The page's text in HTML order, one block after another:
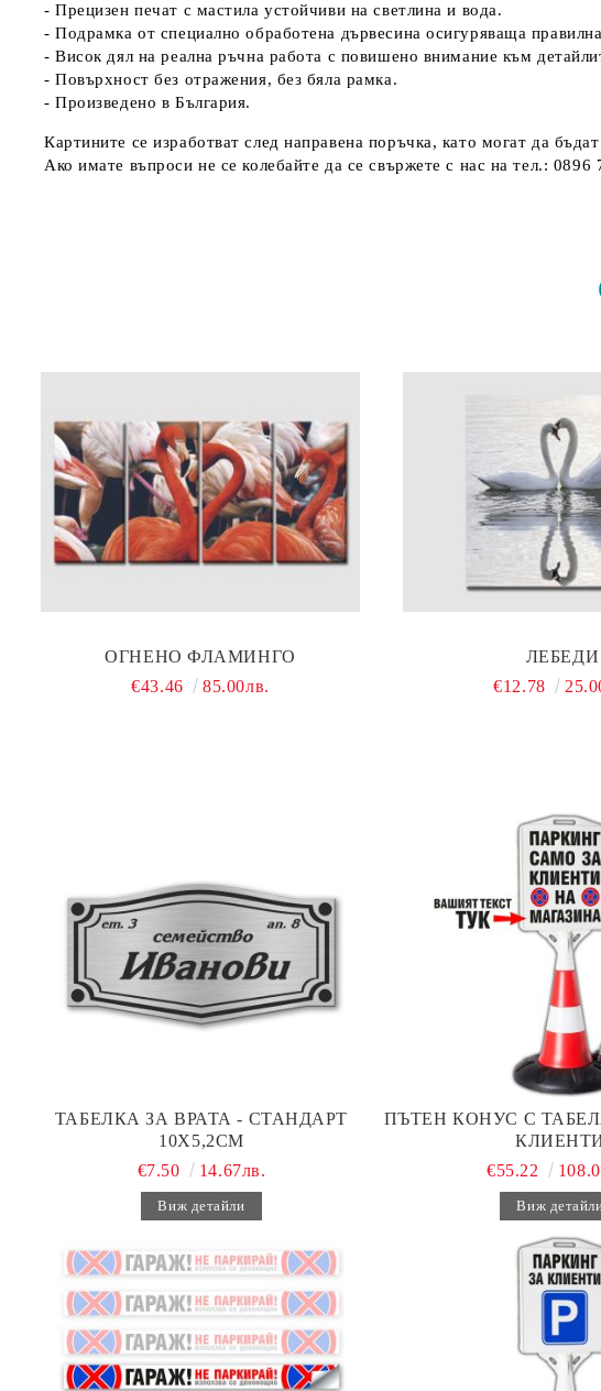
- Прецизен печат с мастила устойчиви на светлина и вода.
- Подрамка от специално обработена дървесина осигуряваща
- Висок дял на реална ръчна работа с повишено внимание към
- Повърхност без отражения, без бяла рамка.
- Произведено в България.
Картините се изработват след направена поръчка, като могат да
Ако имате въпроси не се колебайте да се свържете с нас на тел.:
ОГНЕНО ФЛАМИНГО
€43.46
85.00лв.
ЛЕБЕДИ
€12.78
ТАБЕЛКА ЗА ВРАТА - СТАНДАРТ
10Х5,2СМ
€7.50
14.67лв.
Виж детайли
ПЪТЕН КОНУС С
€55.22
Виж